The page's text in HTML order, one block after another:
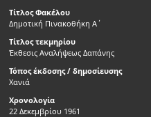
Τίτλος Φακέλου
Δημοτική Πινακοθήκη Α΄
Τίτλος τεκμηρίου
Έκθεσις Αναλήψεως Δαπάνης
Τόπος έκδοσης / δημοσίευσης
Χανιά
Χρονολογία
22 Δεκεμβρίου 1961